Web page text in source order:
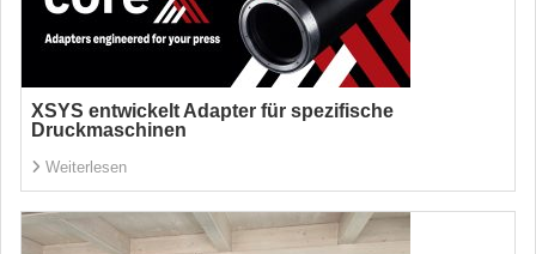
XSYS entwickelt Adapter für spezifische
Druckmaschinen
Weiterlesen